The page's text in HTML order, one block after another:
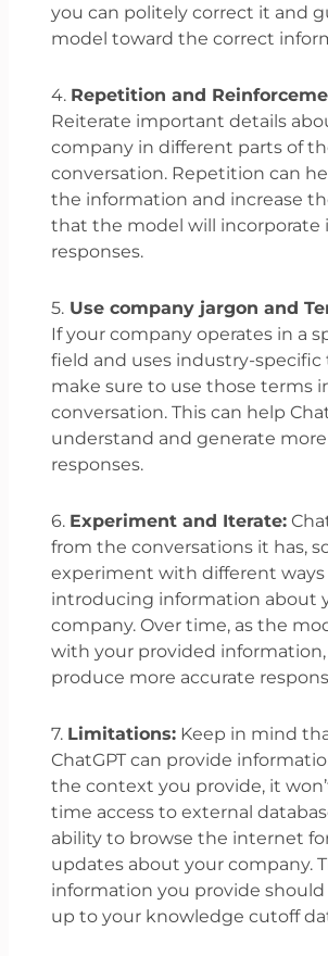
you can politely correct it and
model toward the correct
4. Repetition and
Reiterate important details
company in different parts of
conversation. Repetition can
the information and increase
that the model will incorporate
responses.
5. Use company jargon and
If your company operates in a
field and uses industry-specific
make sure to use those terms
conversation. This can help
understand and generate
responses.
6. Experiment and Iterate:
from the conversations it has,
experiment with different ways
introducing information about
company. Over time, as the
with your provided
produce more accurate
7. Limitations: Keep in mind
ChatGPT can provide
the context you provide, it
time access to external
ability to browse the internet
updates about your company.
information you provide should
up to your knowledge cutoff